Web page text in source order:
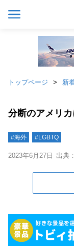
トップページ 新
分断のアメリ
#海外 #LGBTQ
2023年6月27日 出典